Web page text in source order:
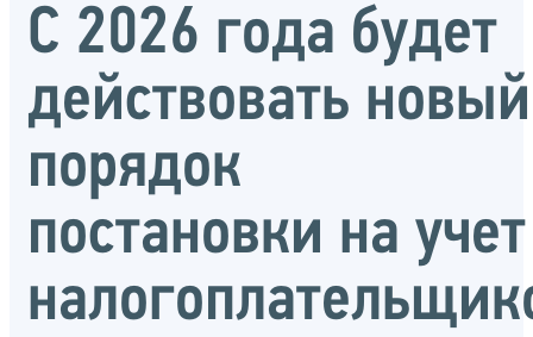
С 2026 года будет
действовать новый
порядок
постановки на учет